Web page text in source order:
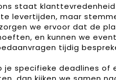
staat
levertijden, maar
we ervoor dat de
en kunnen we
tijdig
je specifieke deadlines of